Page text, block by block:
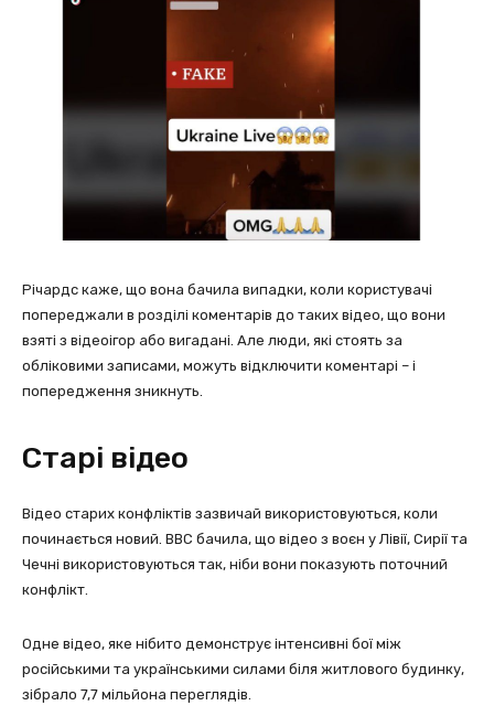
Річардс каже, що вона бачила випадки, коли користувачі
попереджали в розділі коментарів до таких відео, що вони
взяті з відеоігор або вигадані. Але люди, які стоять за
обліковими записами, можуть відключити коментарі – і
попередження зникнуть.
Старі відео
Відео старих конфліктів зазвичай використовуються, коли
починається новий. BBC бачила, що відео з воєн у Лівії, Сирії та
Чечні використовуються так, ніби вони показують поточний
конфлікт.
Одне відео, яке нібито демонструє інтенсивні бої між
російськими та українськими силами біля житлового будинку,
зібрало 7,7 мільйона переглядів.